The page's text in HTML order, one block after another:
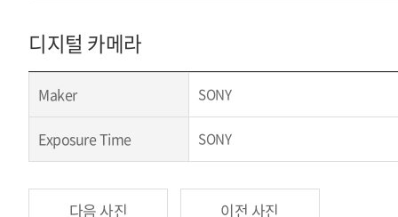
디지털 카메라
Maker SONY
Exposure Time SONY
다음 사진 이전 사진